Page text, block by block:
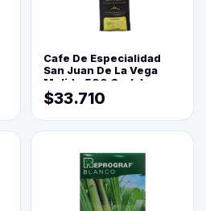
Cafe De Especialidad
San Juan De La Vega
Molido 500 Grs(=)
$33.710